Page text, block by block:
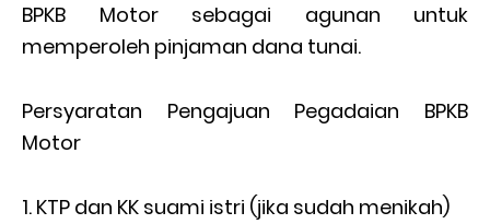
BPKB Motor sebagai agunan untuk
memperoleh pinjaman dana tunai.
Persyaratan Pengajuan Pegadaian BPKB
Motor
KTP dan KK suami istri (jika sudah menikah)